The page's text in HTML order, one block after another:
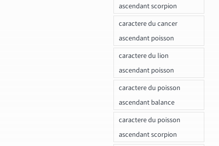
ascendant scorpion
caractere du cancer
ascendant poisson
caractere du lion
ascendant poisson
caractere du poisson
ascendant balance
caractere du poisson
ascendant scorpion